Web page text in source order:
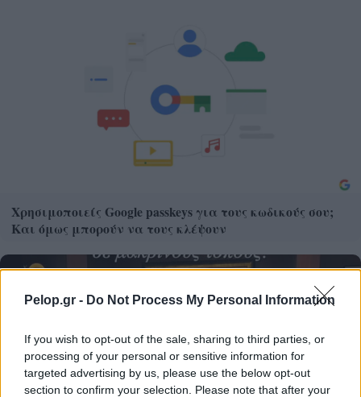
Pelop.gr - Do Not Process My Personal Information
If you wish to opt-out of the sale, sharing to third parties, or
processing of your personal or sensitive information for
targeted advertising by us, please use the below opt-out
section to confirm your selection. Please note that after your
Χρησιμοποιείς Google passkeys για τους κωδικούς σου;
Και όμως μπορούν να τους κλέψουν